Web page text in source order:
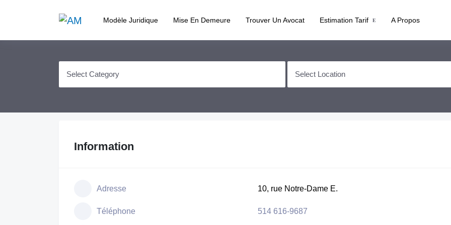
Modèle Juridique Mise En Demeure Trouver Un Avocat Estimation Tarif A Propos
Information
Adresse 10, rue Notre-Dame E.
Téléphone 514 616-9687